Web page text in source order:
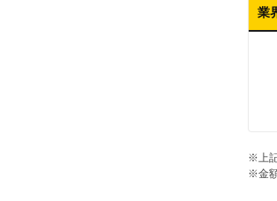
業
※上
※金